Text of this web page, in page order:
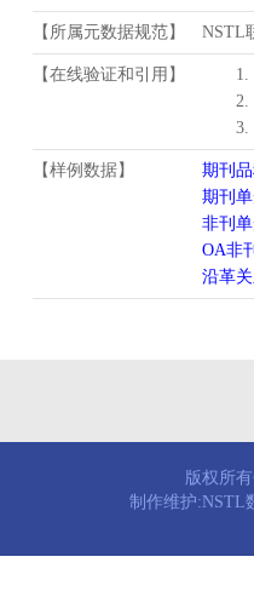
【所属元数据规范】 NSTL
【在线验证和引用】
1.
2.
3.
【样例数据】
期刊
期刊
非刊
OA非
沿革
版权所
制作维护:NSTL